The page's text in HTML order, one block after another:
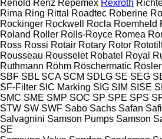
Renold Renz Repemex Rexroth
Rima Ring Rittal Roadtec Roberine
Rockinger Rockwell Rocla Roemheld
Roland Roller Rolls-Royce Romea
Ross Rossi Rotair Rotary Rotor
Rousseau Rousselet Robatel Royal
Ruthmann Röhm Röschermatic Rösler
SBF SBL SCA SCM SDLG SE SEG
SF-Filter SIC Marking SIG SIM SISE
SMC SME SMP SOC SP SPE SPS
STW SW SWF Sabo Sachs Safan
Salvagnini Samson Pumps Samson
SE